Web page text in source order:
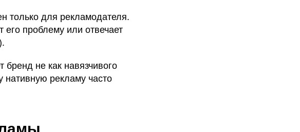
только для рекламодателя.
проблему или отвечает
бренд не как навязчивого
нативную рекламу часто